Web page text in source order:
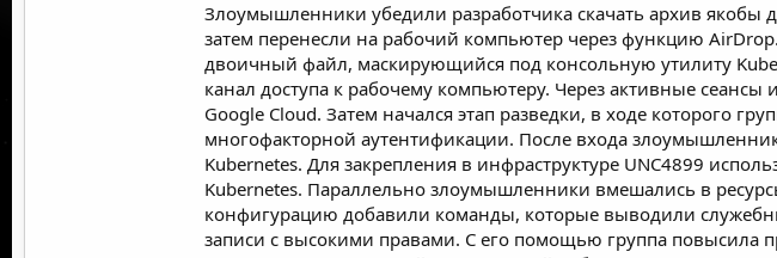
Злоумышленники убедили разработчика скачать архив якобы
затем перенесли на рабочий компьютер через функцию
двоичный файл, маскирующийся под консольную утилиту
канал доступа к рабочему компьютеру. Через активные
Google Cloud. Затем начался этап разведки, в ходе которого
многофакторной аутентификации. После входа
Kubernetes. Для закрепления в инфраструктуре UNC4899
Kubernetes. Параллельно злоумышленники вмешались в
конфигурацию добавили команды, которые выводили
записи с высокими правами. С его помощью группа повысила